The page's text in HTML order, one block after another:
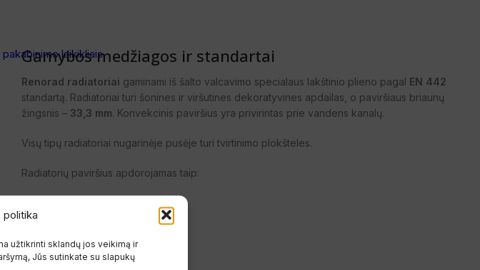
politika
užtikrinti sklandų jos veikimą ir
Jūs sutinkate su slapukų
Gamybos medžiagos ir standartai
Renorad radiatoriai gaminami iš šalto valcavimo specialaus lakštinio plieno pagal EN 442
standartą. Radiatoriai turi šonines ir viršutines dekoratyvines apdailas, o paviršiaus briaunų
žingsnis – 33,3 mm. Konvekcinis paviršius yra privirintas prie vandens kanalų.
Visų tipų radiatoriai nugarinėje pusėje turi tvirtinimo plokšteles.
Radiatorių paviršius apdorojamas taip:
pasyvuojamas,